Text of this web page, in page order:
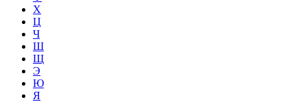
Х
Ц
Ч
Ш
Щ
Э
Ю
Я